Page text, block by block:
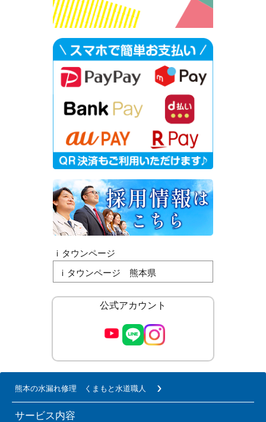
ｉタウンページ
ｉタウンページ 熊本県
公式アカウント
熊本の水漏れ修理 くまもと水道職人
サービス内容